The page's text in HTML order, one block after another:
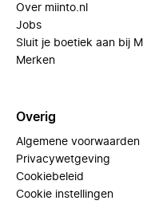
Over miinto.nl
Jobs
Sluit je boetiek aan bij
Merken
Overig
Algemene voorwaarden
Privacywetgeving
Cookiebeleid
Cookie instellingen